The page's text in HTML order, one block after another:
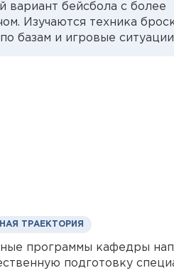
вариант бейсбола с более
Изучаются техника
базам и игровые
ТРАЕКТОРИЯ
программы кафедры
подготовку